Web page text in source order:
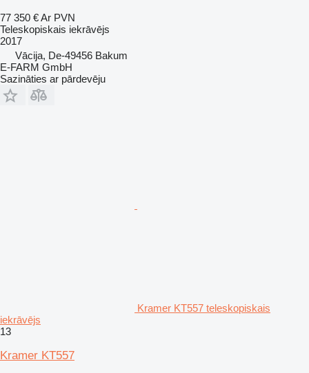
77 350 €Ar PVN
Teleskopiskais iekrāvējs
2017
Vācija, De-49456 Bakum
E-FARM GmbH
Sazināties ar pārdevēju
Kramer KT557 teleskopiskais
iekrāvējs
13
Kramer KT557